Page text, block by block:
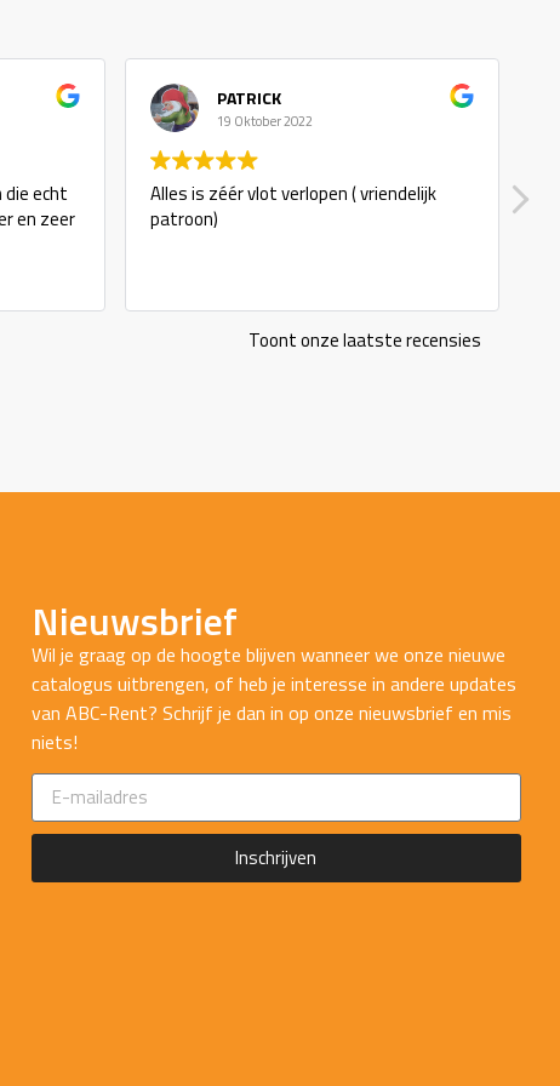
die echt
en zeer
PATRICK
19 Oktober 2022
Alles is zéér vlot verlopen ( vriendelijk
patroon)
Toont onze laatste recensies
Nieuwsbrief
Wil je graag op de hoogte blijven wanneer we onze nieuwe
catalogus uitbrengen, of heb je interesse in andere updates
van ABC-Rent? Schrijf je dan in op onze nieuwsbrief en mis
niets!
Inschrijven